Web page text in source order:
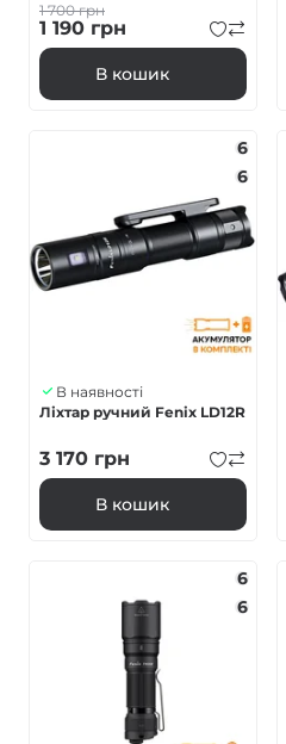
1 700грн
1 190 грн
В кошик
6
6
В наявності
Ліхтар ручний Fenix LD12R
3 170 грн
В кошик
6
6